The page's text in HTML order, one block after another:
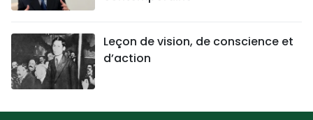
Leçon de vision, de conscience et
d’action